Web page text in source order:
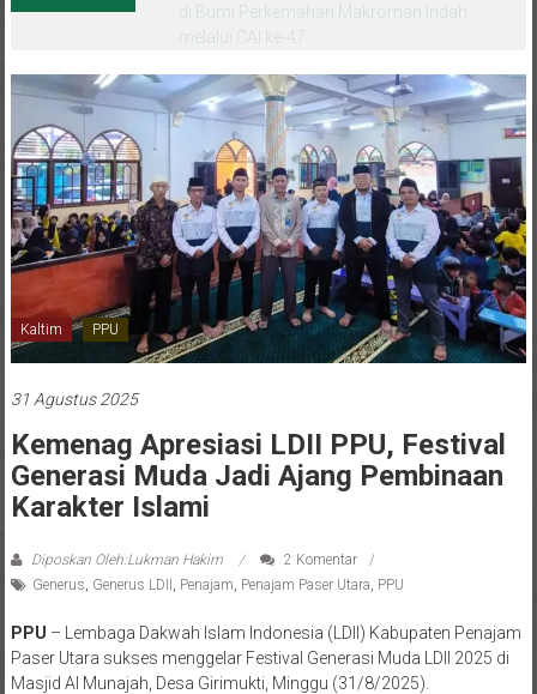
di Bumi Perkemahan Makroman Indah
melalui CAI ke-47
Kaltim PPU
31 Agustus 2025
Kemenag Apresiasi LDII PPU, Festival
Generasi Muda Jadi Ajang Pembinaan
Karakter Islami
Diposkan Oleh:Lukman Hakim
2 Komentar
Generus Generus LDII Penajam Penajam Paser Utara PPU
PPU – Lembaga Dakwah Islam Indonesia (LDII) Kabupaten Penajam
Paser Utara sukses menggelar Festival Generasi Muda LDII 2025 di
Masjid Al Munajah, Desa Girimukti, Minggu (31/8/2025).